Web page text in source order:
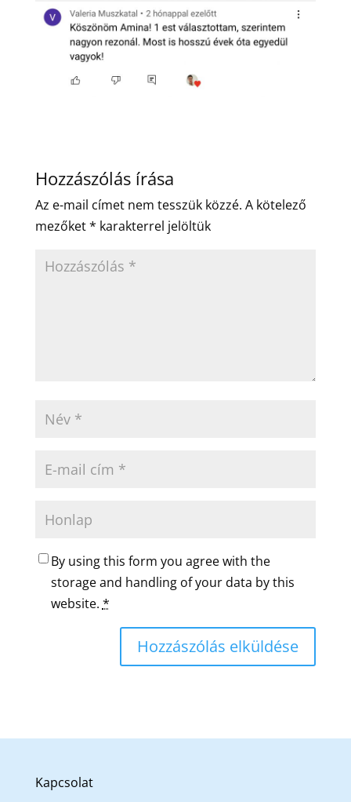
Hozzászólás írása
Az e-mail címet nem tesszük közzé. A kötelező
mezőket* karakterrel jelöltük
By using this form you agree with the
storage and handling of your data by this
website. *
Kapcsolat